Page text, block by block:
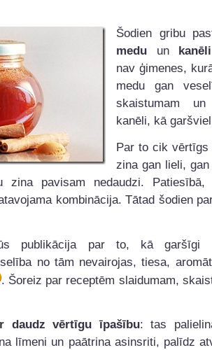
Šodien gribu
medu un kanēli
nav ģimenes,
medu gan
skaistumam un
kanēli, kā
Par to cik vērtīgs
zina gan lieli,
zina pavisam nedaudzi.
kombinācija. Tātad šodien
publikācija par to, kā garšīgi
no tām nevairojas, tiesa,
. Šoreiz par receptēm slaidumam,
daudz vērtīgu īpašību: tas
līmeni un paātrina asinsriti, palīdz